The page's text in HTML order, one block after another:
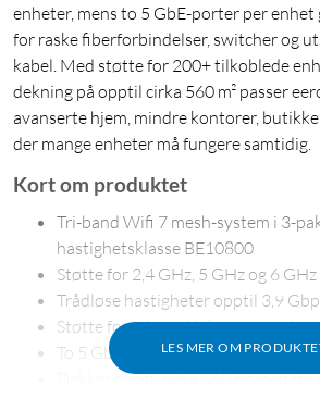
enheter, mens to 5 GbE-porter per
for raske fiberforbindelser, switcher og
kabel. Med støtte for 200+ tilkoblede
dekning på opptil cirka 560 m² passer
avanserte hjem, mindre kontorer,
der mange enheter må fungere samtidig.
LES MER OM
Kort om produktet
Tri-band Wifi 7 mesh-system i 3-
hastighetsklasse BE10800
Støtte for 2,4 GHz, 5 GHz og 6 GHz
Trådløse hastigheter opptil 3,9
Støtte for internettabonnement
To 5 GbE-porter per enhet for
Dekker opptil cirka 560 m² med tre